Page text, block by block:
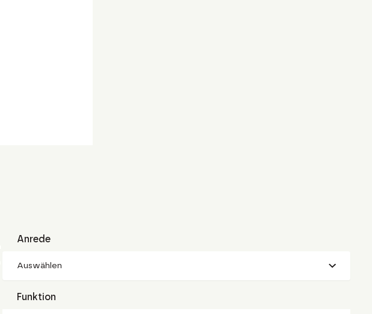
Anrede
Auswählen
Funktion